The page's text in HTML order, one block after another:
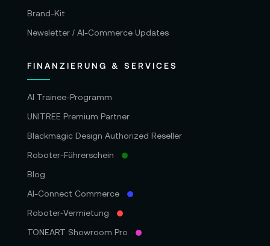
Brand-Kit
Newsletter / AI-Commerce Updates
FINANZIERUNG & SERVICES
AI Trainee-Programm
UNITREE Premium Partner
Blackmagic Design Authorized Reseller
Roboter-Führerschein
Blog
AI-Connect Commerce
Roboter‑Vermietung
TONEART Showroom Pro